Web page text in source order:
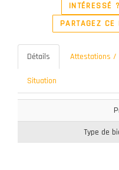
INTÉRESSÉ
PARTAGEZ
Détails Attestations /
Situation
Type de